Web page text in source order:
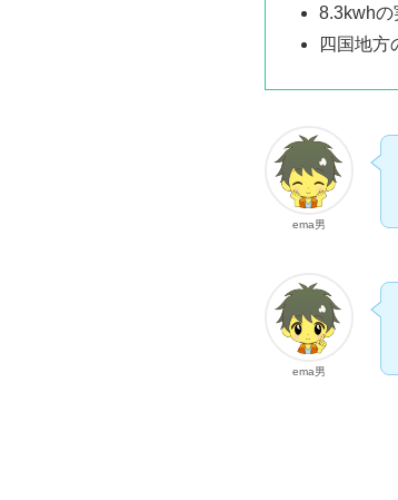
8.3kwhの
四国地方
ema男
ema男